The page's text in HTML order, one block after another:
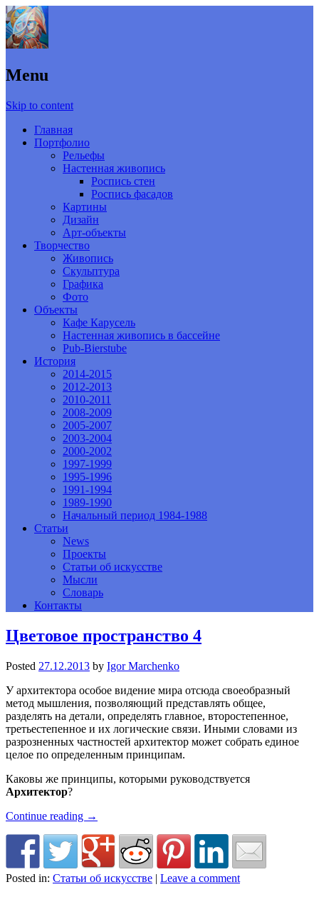
Menu
Skip to content
Главная
Портфолио
Рельефы
Настенная живопись
Роспись стен
Роспись фасадов
Картины
Дизайн
Арт-объекты
Творчество
Живопись
Скульптура
Графика
Фото
Объекты
Кафе Карусель
Настенная живопись в бассейне
Pub-Bierstube
История
2014-2015
2012-2013
2010-2011
2008-2009
2005-2007
2003-2004
2000-2002
1997-1999
1995-1996
1991-1994
1989-1990
Начальный период 1984-1988
Статьи
News
Проекты
Статьи об искусстве
Мысли
Словарь
Контакты
Цветовое пространство 4
Posted 27.12.2013 by Igor Marchenko
У архитектора особое видение мира отсюда своеобразный
метод мышления, позволяющий представлять общее,
разделять на детали, определять главное, второстепенное,
третьестепенное и их логические связи. Иными словами из
разрозненных частностей архитектор может собрать единое
целое по определенным принципам.
Каковы же принципы, которыми руководствуется
Архитектор?
Continue reading →
Posted in: Статьи об искусстве | Leave a comment